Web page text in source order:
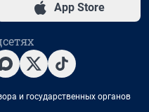
App Store
и государственных органов